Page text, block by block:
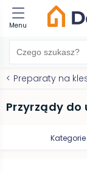
Menu
< Preparaty na
Przyrządy do
Kategorie